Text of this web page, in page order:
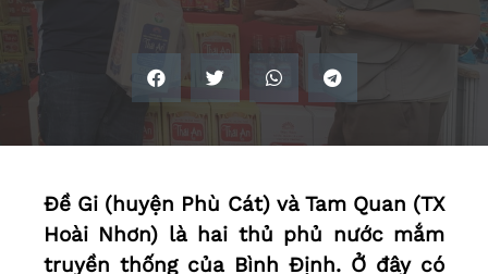
Đề Gi (huyện Phù Cát) và Tam Quan (TX
Hoài Nhơn) là hai thủ phủ nước mắm
truyền thống của Bình Định. Ở đây có